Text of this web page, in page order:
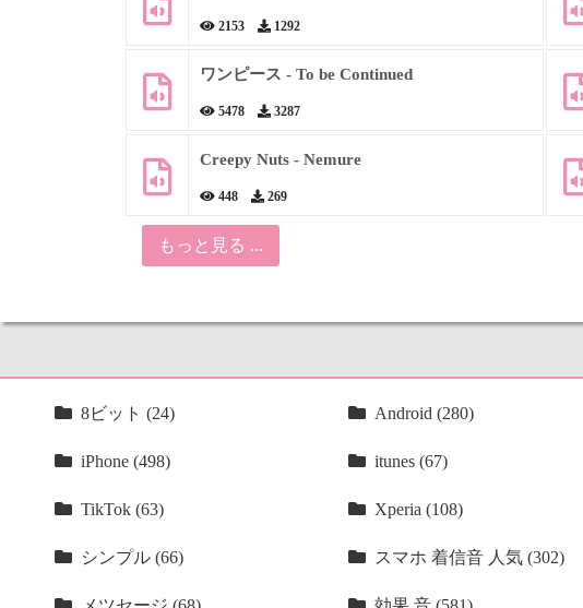
2153 1292
ワンピース - To be Continued
5478 3287
Creepy Nuts - Nemure
448 269
もっと見る ...
8ビット (24) Android (280)
iPhone (498) itunes (67)
TikTok (63) Xperia (108)
シンプル (66) スマホ 着信音 人気 (302)